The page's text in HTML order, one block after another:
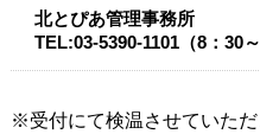
北とぴあ管理事務所
TEL:03-5390-1101（8：30～
※受付にて検温させていた